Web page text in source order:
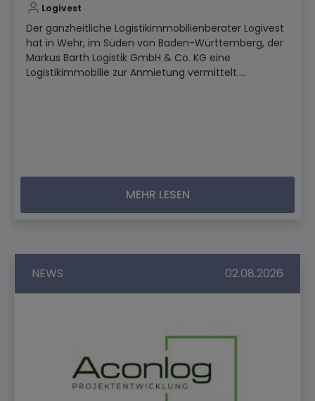
Logivest
Der ganzheitliche Logistikimmobilienberater Logivest
hat in Wehr, im Süden von Baden-Württemberg, der
Markus Barth Logistik GmbH & Co. KG eine
Logistikimmobilie zur Anmietung vermittelt....
MEHR LESEN
NEWS 02.08.2026